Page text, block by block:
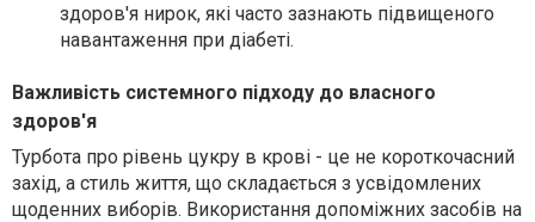
здоров'я нирок, які часто зазнають підвищеного
навантаження при діабеті.
Важливість системного підходу до власного
здоров'я
Турбота про рівень цукру в крові - це не короткочасний
захід, а стиль життя, що складається з усвідомлених
щоденних виборів. Використання допоміжних засобів на